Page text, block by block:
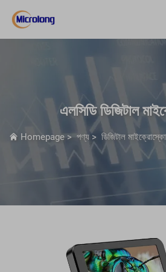
এলসিডি ডিজিটাল
Homepage > পণ্য > ডিজিটাল